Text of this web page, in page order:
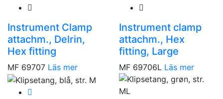
Instrument Clamp
attachm., Delrin,
Hex fitting
MF 69707 Läs mer
Instrument clamp
attachm., Hex
fitting, Large
MF 69706L Läs mer